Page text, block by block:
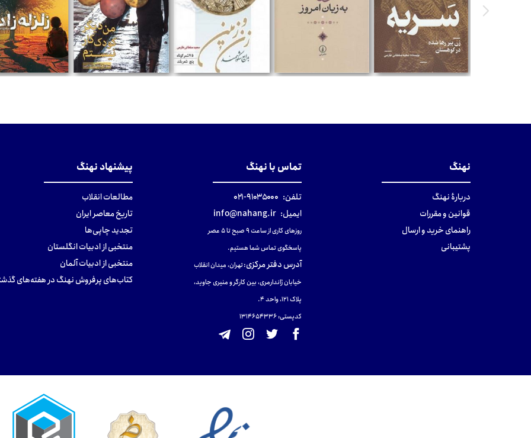
نهنگ
دربارهٔ نهنگ
قوانین و مقررات
راهنمای خرید و ارسال
پشتیبانی
تماس با نهنگ
تلفن: ۹۱۰۳۵۰۰۰-۰۲۱
ایمیل: info@nahang.ir
روزهای کاری از ساعت ۹ صبح تا ۵ عصر
پاسخگوی تماس شما هستیم.
آدرس دفتر مرکزی:تهران، میدان انقلاب
خیابان ژاندارمری، بین کارگر و منیری جاوید،
پلاک 121، واحد ۴.
کدپستی: 131465433۶
پیشنهاد نهنگ
مطالعات انقلاب
تاریخ معاصر ایران
تجدید چاپی‌ها
منتخبی از ادبیات انگلستان
منتخبی از ادبیات آلمان
کتاب‌های پرفروش نهنگ در هفته‌های